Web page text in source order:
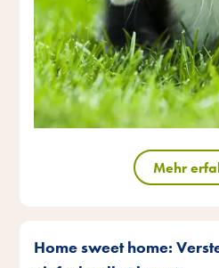
Mehr
Home sweet home: